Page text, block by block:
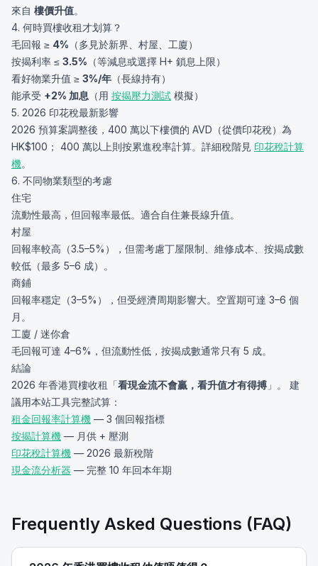
來自 樓價升值。
4. 何時買樓收租才划算？
毛回報 ≥ 4% （多見於新界、村屋、工廈）
按揭利率 ≤ 3.5% （等減息或選擇 H+ 鎖息上限）
看好物業升值 ≥ 3%/年 （長線持有）
能承受 +2% 加息 （用 按揭壓力測試 模擬）
5. 2026 印花稅最新影響
2026 預算案調整後，400 萬以下樓價的 AVD（從價印花稅）為
HK$100； 400 萬以上則按累進稅率計算。詳細稅階見 印花稅計算
機。
6. 不同物業類型的考慮
住宅
流動性最高，但回報率最低。適合自住兼長線升值。
村屋
回報率較高（3.5–5%），但需考慮丁屋限制、維修成本、按揭成數
較低（最多 5–6 成）。
商鋪
回報率穩定（3–5%），但受經濟周期影響大。空置期可達 3–6 個
月。
工廈 / 迷你倉
毛回報可達 4–6%，但流動性低，按揭成數通常只有 5 成。
結論
2026 年香港買樓收租「看現金流不會贏，看升值才有得搏 」。 建
議用本站工具完整試算：
租金回報率計算機 — 3 個回報指標
按揭計算機 — 月供 + 壓測
印花稅計算機 — 2026 最新稅階
現金流分析器 — 完整 10 年回本年期
Frequently Asked Questions (FAQ)